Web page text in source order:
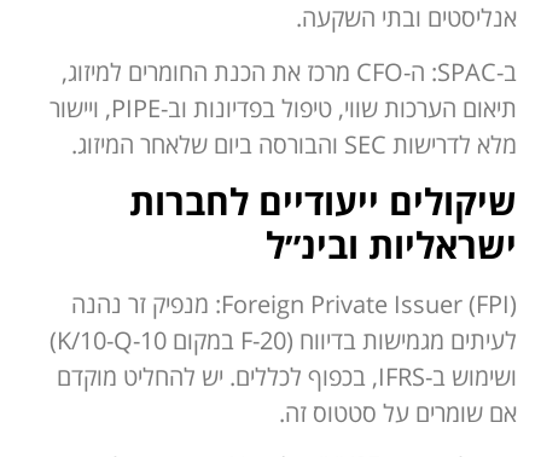
אנליסטים ובתי השקעה.
ב-SPAC: ה-CFO מרכז את הכנת החומרים למיזוג,
תיאום הערכות שווי, טיפול בפדיונות וב-PIPE, ויישור
מלא לדרישות SEC והבורסה ביום שלאחר המיזוג.
שיקולים ייעודיים לחברות
ישראליות ובינ״ל
Foreign Private Issuer (FPI): מנפיק זר נהנה
לעיתים מגמישות בדיווח (20-F במקום 10-K/10-Q)
ושימוש ב-IFRS, בכפוף לכללים. יש להחליט מוקדם
אם שומרים על סטטוס זה.